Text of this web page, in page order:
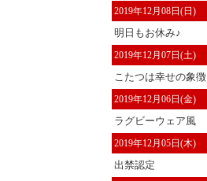
2019年12月08日(日)
明日もお休み♪
2019年12月07日(土)
こたつは幸せの象徴
2019年12月06日(金)
ラグビーウェア風
2019年12月05日(木)
出禁認定